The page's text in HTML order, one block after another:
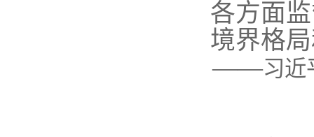
各方面
境界格
——习近